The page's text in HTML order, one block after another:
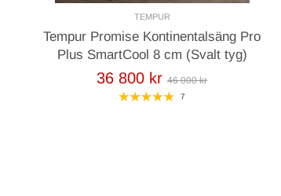
TEMPUR
Tempur Promise Kontinentalsäng Pro
Plus SmartCool 8 cm (Svalt tyg)
36 800 kr 46 000 kr
7